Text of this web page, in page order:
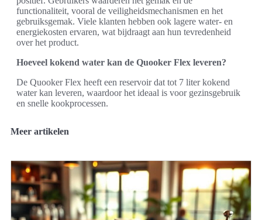
functionaliteit, vooral de veiligheidsmechanismen en het
gebruiksgemak. Viele klanten hebben ook lagere water- en
energiekosten ervaren, wat bijdraagt aan hun tevredenheid
over het product.
Hoeveel kokend water kan de Quooker Flex leveren?
De Quooker Flex heeft een reservoir dat tot 7 liter kokend
water kan leveren, waardoor het ideaal is voor gezinsgebruik
en snelle kookprocessen.
Meer artikelen